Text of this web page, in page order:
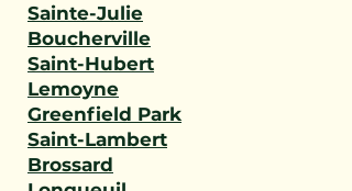
Sainte-Julie
Boucherville
Saint-Hubert
Lemoyne
Greenfield Park
Saint-Lambert
Brossard